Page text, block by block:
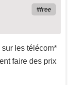
free
sur les télécom*
faire des prix